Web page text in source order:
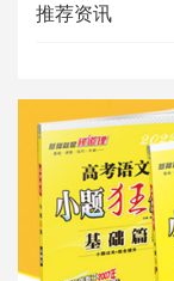
推荐资讯